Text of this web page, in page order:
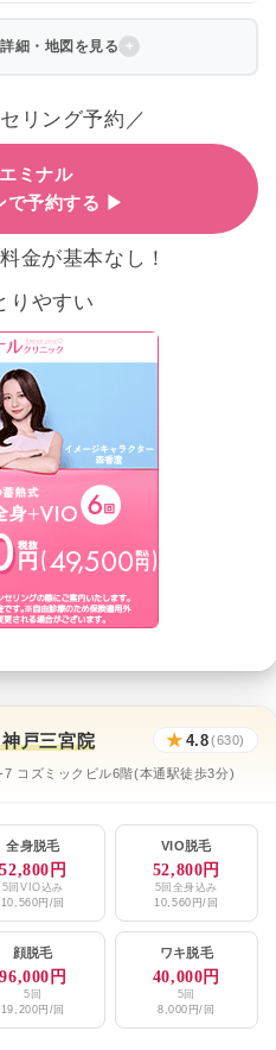
細・地図を見る
リング予約／
ミナル
で予約する ▶
金が基本なし！
りやすい
戸三宮院 ★ 4.8(630)
コズミックビル6階(本通駅徒歩3分)
全身脱毛
52,800円
5回VIO込み
10,560円/回
VIO脱毛
52,800円
5回全身込み
10,560円/回
顔脱毛
96,000円
5回
19,200円/回
ワキ脱毛
40,000円
5回
8,000円/回